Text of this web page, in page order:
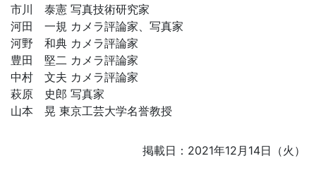
市川 泰憲 写真技術研究家
河田 一規 カメラ評論家、写真家
河野 和典 カメラ評論家
豊田 堅二 カメラ評論家
中村 文夫 カメラ評論家
萩原 史郎 写真家
山本 晃 東京工芸大学名誉教授
掲載日：2021年12月14日（火）